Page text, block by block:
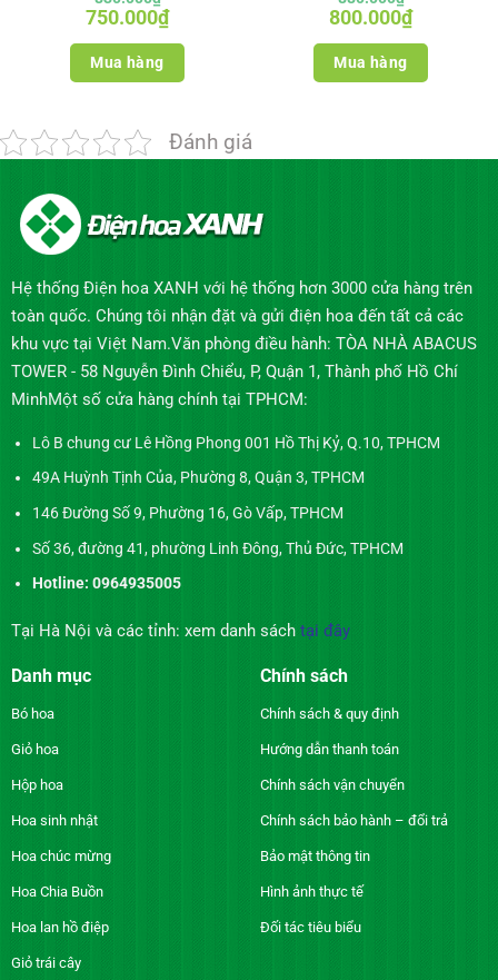
Giá
gốc
là:
830.000₫.
750.000₫Giá
hiện
tại
Mua hàng
Giá
gốc
là:
880.000₫.
800.000₫Giá
hiện
tại
Mua hàng
Đánh giá
Hệ thống Điện hoa XANH với hệ thống hơn 3000 cửa hàng trên
toàn quốc. Chúng tôi nhận đặt và gửi điện hoa đến tất cả các
khu vực tại Việt Nam.Văn phòng điều hành: TÒA NHÀ ABACUS
TOWER - 58 Nguyễn Đình Chiểu, P, Quận 1, Thành phố Hồ Chí
MinhMột số cửa hàng chính tại TPHCM:
Lô B chung cư Lê Hồng Phong 001 Hồ Thị Kỷ, Q.10, TPHCM
49A Huỳnh Tịnh Của, Phường 8, Quận 3, TPHCM
146 Đường Số 9, Phường 16, Gò Vấp, TPHCM
Số 36, đường 41, phường Linh Đông, Thủ Đức, TPHCM
Hotline: 0964935005
Tại Hà Nội và các tỉnh: xem danh sách tại đây
Danh mục
Bó hoa
Giỏ hoa
Hộp hoa
Hoa sinh nhật
Hoa chúc mừng
Hoa Chia Buồn
Hoa lan hồ điệp
Giỏ trái cây
Chính sách
Chính sách & quy định
Hướng dẫn thanh toán
Chính sách vận chuyển
Chính sách bảo hành – đổi trả
Bảo mật thông tin
Hình ảnh thực tế
Đối tác tiêu biểu